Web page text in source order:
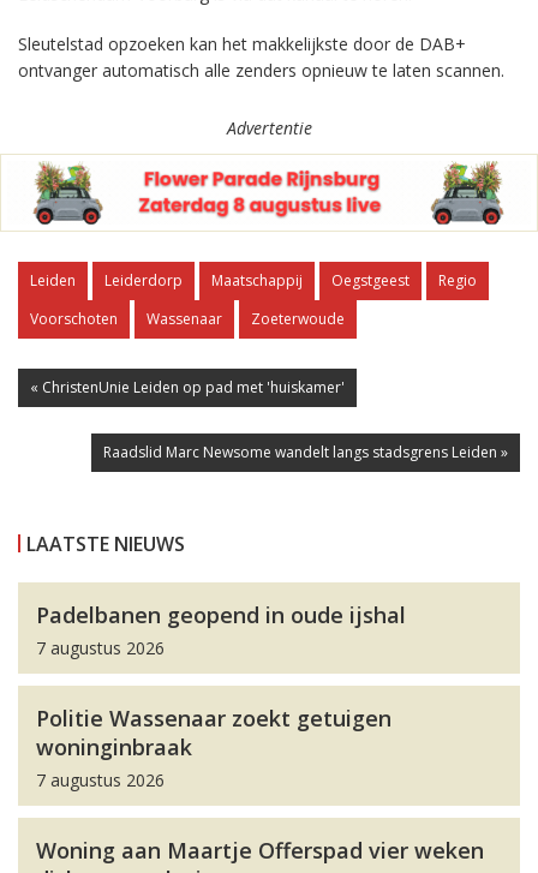
Sleutelstad opzoeken kan het makkelijkste door de DAB+
ontvanger automatisch alle zenders opnieuw te laten scannen.
Advertentie
Leiden Leiderdorp Maatschappij Oegstgeest
Regio
Voorschoten
Wassenaar Zoeterwoude
« ChristenUnie Leiden op pad met 'huiskamer'
Raadslid Marc Newsome wandelt langs stadsgrens Leiden »
LAATSTE NIEUWS
Padelbanen geopend in oude ijshal
7 augustus 2026
Politie Wassenaar zoekt getuigen
woninginbraak
7 augustus 2026
Woning aan Maartje Offerspad vier weken